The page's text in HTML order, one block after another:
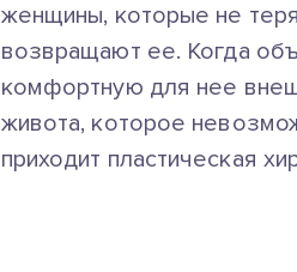
женщины, которые не
возвращают ее. Когда
комфортную для нее
живота, которое
приходит пластическая